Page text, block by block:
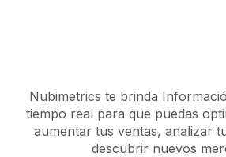
Nubimetrics te brinda
tiempo real para que puedas
aumentar tus ventas, analizar
descubrir nuevos